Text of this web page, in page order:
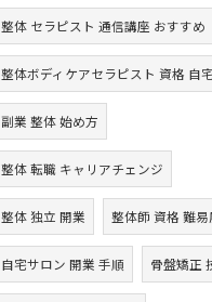
整体 セラピスト 通信講座 おすすめ
整体ボディケアセラピスト 資格 自
副業 整体 始め方
整体 転職 キャリアチェンジ
整体 独立 開業 整体師 資格 難易
自宅サロン 開業 手順 骨盤矯正